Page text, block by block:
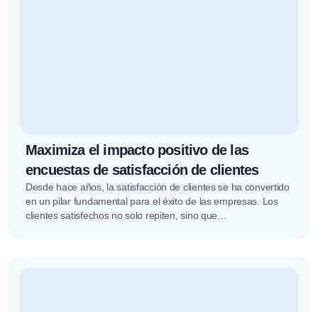
Maximiza el impacto positivo de las
encuestas de satisfacción de clientes
Desde hace años, la satisfacción de clientes se ha convertido
en un pilar fundamental para el éxito de las empresas. Los
clientes satisfechos no solo repiten, sino que…